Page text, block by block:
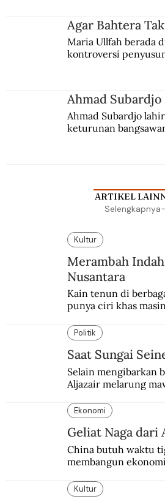
Agar Bahtera
Maria Ullfah berada
kontroversi
Ahmad
Ahmad Subardjo
keturunan
ARTIKEL
Selengkapnya
Kultur
Merambah
Nusantara
Kain tenun di
punya ciri khas
belum memadai.
Politik
Saat Sungai
Selain mengibarkan
Aljazair melarung
Ekonomi
Geliat Naga dari
China butuh waktu
membangun
Kultur